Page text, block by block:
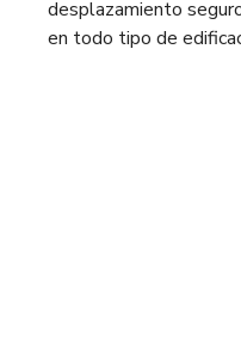
desplazamiento
en todo tipo de